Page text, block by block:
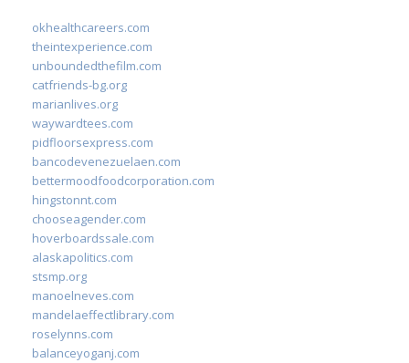
okhealthcareers.com
theintexperience.com
unboundedthefilm.com
catfriends-bg.org
marianlives.org
waywardtees.com
pidfloorsexpress.com
bancodevenezuelaen.com
bettermoodfoodcorporation.com
hingstonnt.com
chooseagender.com
hoverboardssale.com
alaskapolitics.com
stsmp.org
manoelneves.com
mandelaeffectlibrary.com
roselynns.com
balanceyoganj.com